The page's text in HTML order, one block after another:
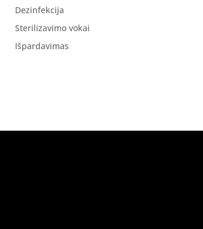
Dezinfekcija
Sterilizavimo vokai
Išpardavimas